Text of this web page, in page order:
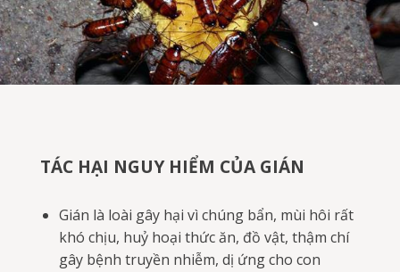
TÁC HẠI NGUY HIỂM CỦA GIÁN
Gián là loài gây hại vì chúng bẩn, mùi hôi rất
khó chịu, huỷ hoại thức ăn, đồ vật, thậm chí
gây bệnh truyền nhiễm, dị ứng cho con